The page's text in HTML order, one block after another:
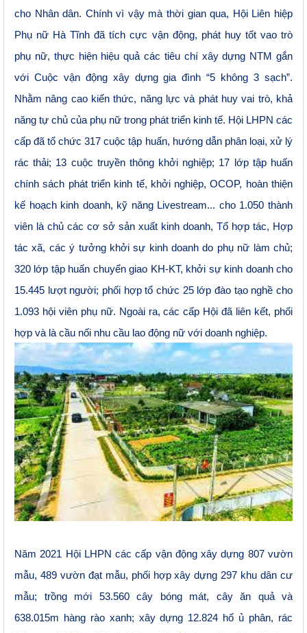
cho Nhân dân. Chính vì vậy mà thời gian qua, Hội Liên hiệp
Phụ nữ Hà Tĩnh đã tích cực vận động, phát huy tốt vao trò
phụ nữ, thực hiện hiệu quả các tiêu chí xây dựng NTM gắn
với Cuộc vận động xây dựng gia đình “5 không 3 sạch”.
Nhằm nâng cao kiến thức, năng lực và phát huy vai trò, khả
năng tự chủ của phụ nữ trong phát triển kinh tế. Hội LHPN các
cấp đã tổ chức 317 cuộc tập huấn, hướng dẫn phân loại, xử lý
rác thải; 13 cuộc truyền thông khởi nghiệp; 17 lớp tập huấn
chính sách phát triển kinh tế, khởi nghiệp, OCOP, hoàn thiện
kế hoạch kinh doanh, kỹ năng Livestream... cho 1.050 thành
viên là chủ các cơ sở sản xuất kinh doanh, Tổ hợp tác, Hợp
tác xã, các ý tưởng khởi sự kinh doanh do phụ nữ làm chủ;
320 lớp tập huấn chuyển giao KH-KT, khởi sự kinh doanh cho
15.445 lượt người; phối hợp tổ chức 25 lớp đào tạo nghề cho
1.093 hội viên phụ nữ. Ngoài ra, các cấp Hội đã liên kết, phối
hợp và là cầu nối nhu cầu lao động nữ với doanh nghiệp.
Năm 2021 Hội LHPN các cấp vận động xây dựng 807 vườn
mẫu, 489 vườn đạt mẫu, phối hợp xây dựng 297 khu dân cư
mẫu; trồng mới 53.560 cây bóng mát, cây ăn quả và
638.015m hàng rào xanh; xây dựng 12.824 hố ủ phân, rác